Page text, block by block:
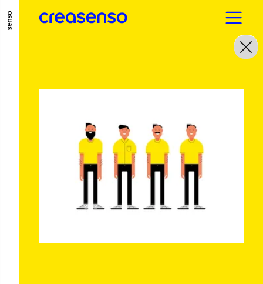
ALLER AU CONTENU PRINCIPAL